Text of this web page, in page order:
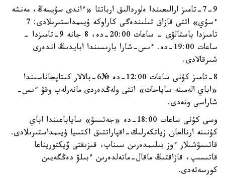
7-9-تامىز ارالىعىندا ەلوردالىق ارباتتا «ءاندى سۇيسەڭ، مەنشە
ءسۇي» اتتى قازاق تىلىندەگى كاراوكە ۇيىمداستىرىلادى: 7
تامىزدا باستالۋى - ساعات 20:00-دە، 8 جانە 9-تامىزدا -
ساعات 19:00-دە. ءىس-شارا بارىسىندا ابايدىڭ اندەرى
شىرقالادى.
8-تامىز كۇنى ساعات 12:00-دە №6-بالالار كىتاپحاناسىندا
«اباي الەمىنە ساياحات» اتتى ولەڭدەردى مانەرلەپ وقۋ ءىس-
شاراسى وتەدى.
وسى كۇنى ساعات 18:00-دە «جەتىسۋ» ساياباعىندا اباي
كۇنىنە ارنالعان زياتكەرلىك-اقپاراتتىق اكتسيا ۇيىمداستىرىلادى.
قاتىسۋشىلار ءوز بىلىمدەرىن سىناپ، قىزىقتى ۆيكتوريناعا
قاتىسىپ، قازاقتىڭ ماقال-ماتەلدەرىن ءبىلۋ دەڭگەيىن
كورسەتەدى.